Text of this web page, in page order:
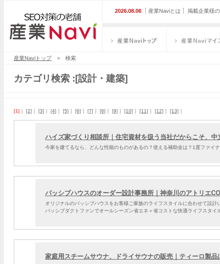
2026.08.06 産業Naviとは 掲載企業様
産業Naviトップ> 検索
カテゴリ検索 :[設計・建築]
[1] ｜ [2] ｜ [3] ｜ [4] ｜ [5] ｜ [6] ｜ [7] ｜ [8] ｜ [9] ｜ [10] ｜ [11] ｜ [12] ｜ [13] ｜
ハイズ家づくり相談所｜住宅資材を扱う当社だからこそ、
今家を建てるなら、どんな性能のものがあるの？使える補助金は？1度ファイ
パッシブハウスのオーダー設計事務所｜神奈川のアトリエ
オリジナルのパッシブハウスをお客様ご家族のライフスタイルに合わせて設
パッシブダクトファンでオールシーズン省エネ＋省コストな快適ライフスタイ
家庭用スチームサウナ、ドライサウナの販売｜ティーロ製